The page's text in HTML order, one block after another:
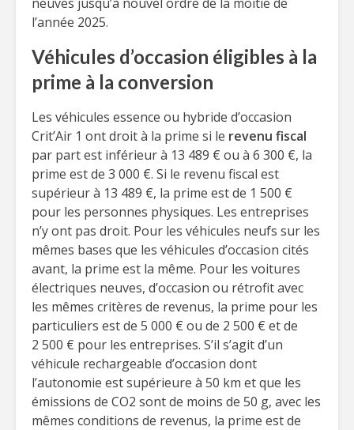
l’année 2025.
Véhicules d’occasion éligibles à la
prime à la conversion
Les véhicules essence ou hybride d’occasion
Crit’Air 1 ont droit à la prime si le revenu fiscal
par part est inférieur à 13 489 € ou à 6 300 €, la
prime est de 3 000 €. Si le revenu fiscal est
supérieur à 13 489 €, la prime est de 1 500 €
pour les personnes physiques. Les entreprises
n’y ont pas droit. Pour les véhicules neufs sur les
mêmes bases que les véhicules d’occasion cités
avant, la prime est la même. Pour les voitures
électriques neuves, d’occasion ou rétrofit avec
les mêmes critères de revenus, la prime pour les
particuliers est de 5 000 € ou de 2 500 € et de
2 500 € pour les entreprises. S’il s’agit d’un
véhicule rechargeable d’occasion dont
l’autonomie est supérieure à 50 km et que les
émissions de CO2 sont de moins de 50 g, avec les
mêmes conditions de revenus, la prime est de